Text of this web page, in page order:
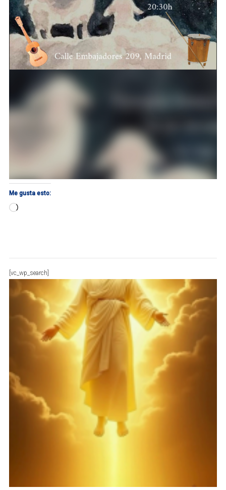
Me gusta esto:
Cargando...
[vc_wp_search]